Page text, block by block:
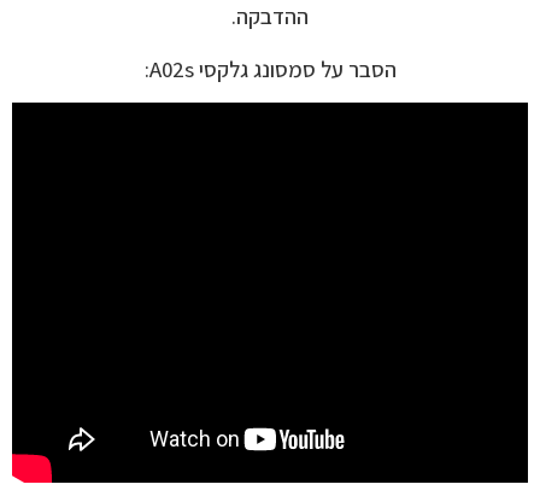
ההדבקה.
הסבר על סמסונג גלקסי A02s: